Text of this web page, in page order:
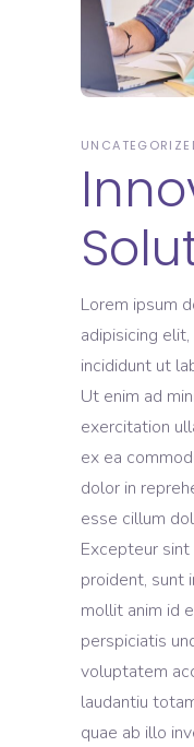
Lorem ipsum
adipisicing
incididunt ut
Ut enim ad
exercitation
ex ea
dolor in
esse cillum
Excepteur
proident, sunt
mollit anim id
perspiciatis
voluptatem
laudantiu
quae ab illo